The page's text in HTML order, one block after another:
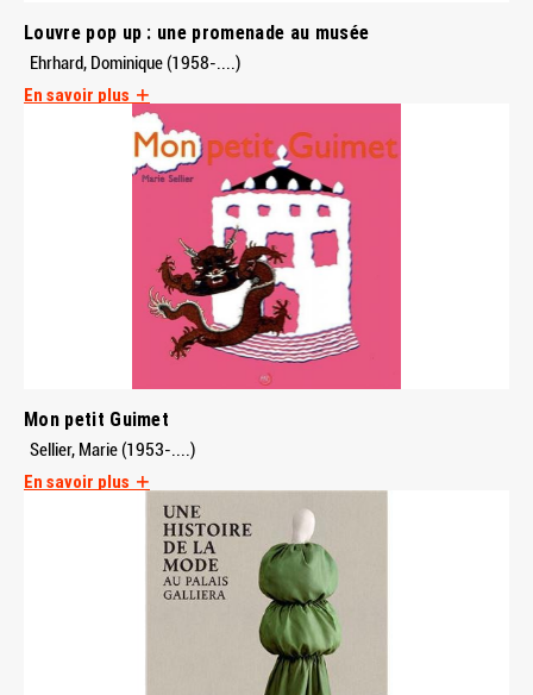
Louvre pop up : une promenade au musée
Ehrhard, Dominique (1958-....)
En savoir plus
Mon petit Guimet
Sellier, Marie (1953-....)
En savoir plus